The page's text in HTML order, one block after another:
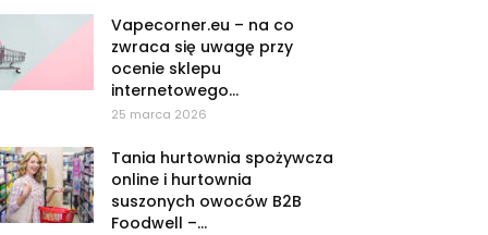
Vapecorner.eu – na co
zwraca się uwagę przy
ocenie sklepu
internetowego...
25 marca 2026
Tania hurtownia spożywcza
online i hurtownia
suszonych owoców B2B
Foodwell –...